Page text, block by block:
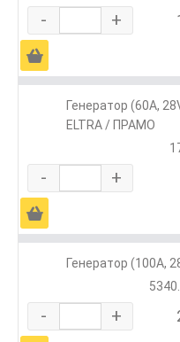
- +
Ä
Генератор (60А,
ELTRA / ПРАМО
- +
Ä
Генератор (100А,
- +